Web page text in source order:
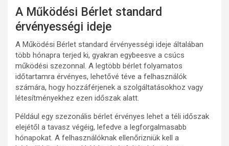
A Működési Bérlet standard
érvényességi ideje
A Működési Bérlet standard érvényességi ideje általában
több hónapra terjed ki, gyakran egybeesve a csúcs
működési szezonnal. A legtöbb bérlet folyamatos
időtartamra érvényes, lehetővé téve a felhasználók
számára, hogy hozzáférjenek a szolgáltatásokhoz vagy
létesítményekhez ezen időszak alatt.
Például egy szezonális bérlet érvényes lehet a téli időszak
elejétől a tavasz végéig, lefedve a legforgalmasabb
hónapokat. A felhasználóknak ellenőrizniük kell a